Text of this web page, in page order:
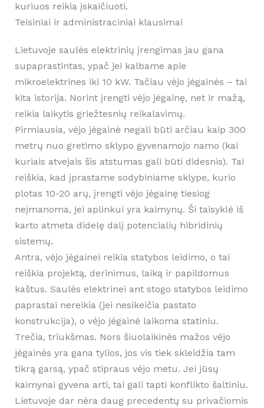
kuriuos reikia įskaičiuoti.
Teisiniai ir administraciniai klausimai
Lietuvoje saulės elektrinių įrengimas jau gana
supaprastintas, ypač jei kalbame apie
mikroelektrines iki 10 kW. Tačiau vėjo jėgainės – tai
kita istorija. Norint įrengti vėjo jėgainę, net ir mažą,
reikia laikytis griežtesnių reikalavimų.
Pirmiausia, vėjo jėgainė negali būti arčiau kaip 300
metrų nuo gretimo sklypo gyvenamojo namo (kai
kuriais atvejais šis atstumas gali būti didesnis). Tai
reiškia, kad įprastame sodybiniame sklype, kurio
plotas 10-20 arų, įrengti vėjo jėgainę tiesiog
neįmanoma, jei aplinkui yra kaimynų. Ši taisyklė iš
karto atmeta didelę dalį potencialių hibridinių
sistemų.
Antra, vėjo jėgainei reikia statybos leidimo, o tai
reiškia projektą, derinimus, laiką ir papildomus
kaštus. Saulės elektrinei ant stogo statybos leidimo
paprastai nereikia (jei nesikei­čia pastato
konstrukcija), o vėjo jėgainė laikoma statiniu.
Trečia, triukšmas. Nors šiuolaikinės mažos vėjo
jėgainės yra gana tylios, jos vis tiek skleidžia tam
tikrą garsą, ypač stipraus vėjo metu. Jei jūsų
kaimynai gyvena arti, tai gali tapti konflikto šaltiniu.
Lietuvoje dar nėra daug precedentų su privačiomis